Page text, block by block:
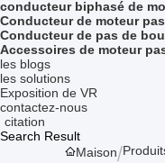
conducteur biphasé de
Conducteur de moteur
Conducteur de pas de
Accessoires de moteur
les blogs
les solutions
Exposition de VR
contactez-nous
citation
Search Result
Maison